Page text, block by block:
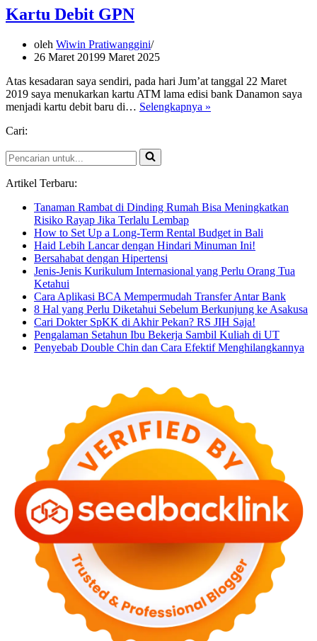
Kartu Debit GPN
oleh Wiwin Pratiwanggini
26 Maret 20199 Maret 2025
Atas kesadaran saya sendiri, pada hari Jum’at tanggal 22 Maret
2019 saya menukarkan kartu ATM lama edisi bank Danamon saya
menjadi kartu debit baru di… Selengkapnya »
Cari:
Pencarian
untuk...
Artikel Terbaru:
Tanaman Rambat di Dinding Rumah Bisa Meningkatkan
Risiko Rayap Jika Terlalu Lembap
How to Set Up a Long-Term Rental Budget in Bali
Haid Lebih Lancar dengan Hindari Minuman Ini!
Bersahabat dengan Hipertensi
Jenis-Jenis Kurikulum Internasional yang Perlu Orang Tua
Ketahui
Cara Aplikasi BCA Mempermudah Transfer Antar Bank
8 Hal yang Perlu Diketahui Sebelum Berkunjung ke Asakusa
Cari Dokter SpKK di Akhir Pekan? RS JIH Saja!
Pengalaman Setahun Ibu Bekerja Sambil Kuliah di UT
Penyebab Double Chin dan Cara Efektif Menghilangkannya